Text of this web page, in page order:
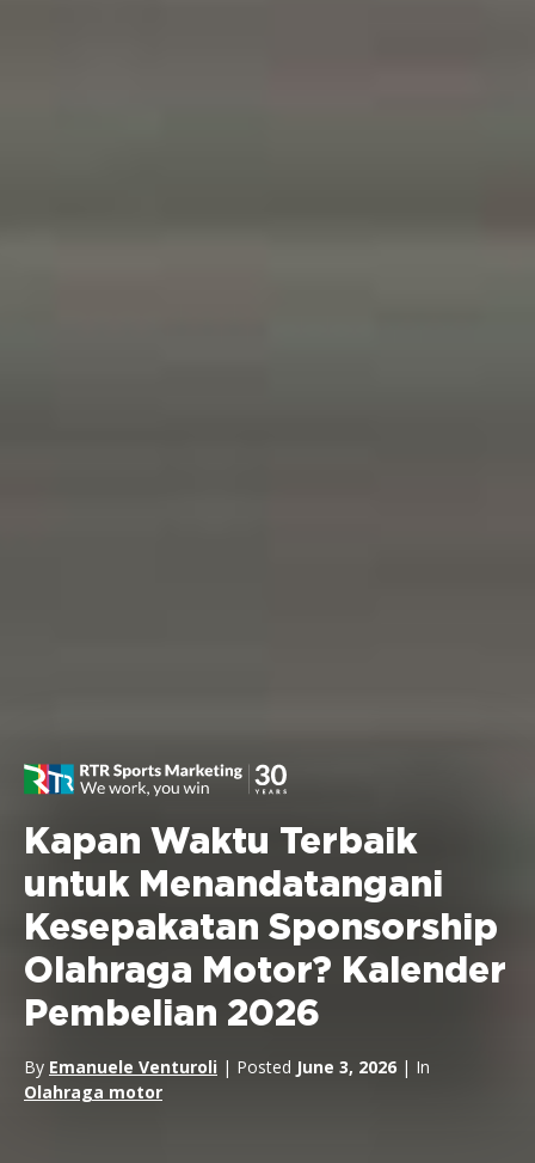
Kapan Waktu Terbaik
untuk Menandatangani
Kesepakatan Sponsorship
Olahraga Motor? Kalender
Pembelian 2026
By Emanuele Venturoli | Posted June 3, 2026 | In
Olahraga motor